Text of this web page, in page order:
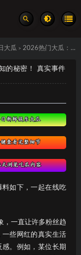
大瓜 > 2026热门大瓜：惊爆！网红背后不为人知的秘密！ 真实事件汇总
的秘密！ 真实事件
如下，一起在线吃
，一直让许多粉丝趋
些网红的真实生活
。例如，某位长期